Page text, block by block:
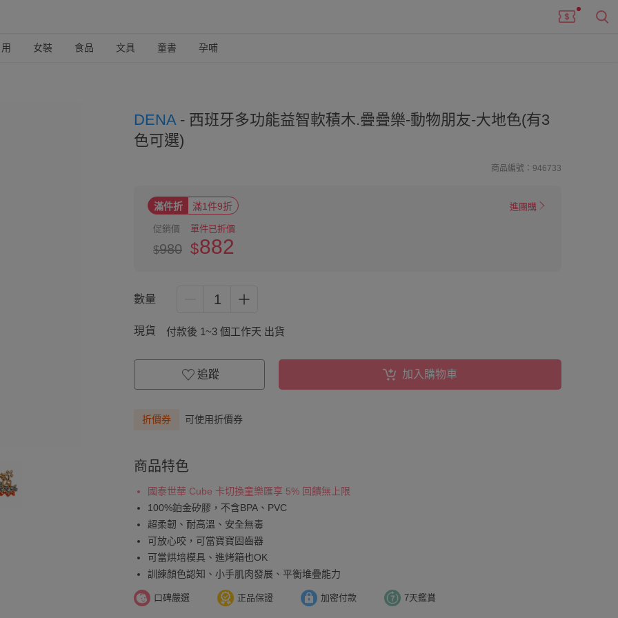
女裝 食品 文具 童書 孕哺
DENA - 西班牙多功能益智軟積木.疊疊樂-動物朋友-大地色(有3
色可選)
商品編號：946733
滿件折 滿1件9折 進團購
促銷價
$980
單件已折價
$882
數量 1
現貨 付款後 1~3 個工作天 出貨
追蹤 加入購物車
折價券 可使用折價券
商品特色
國泰世華 Cube 卡切換童樂匯享 5% 回饋無上限
100%鉑金矽膠，不含BPA、PVC
超柔韌、耐高溫、安全無毒
可放心咬，可當寶寶固齒器
可當烘培模具、進烤箱也OK
訓練顏色認知、小手肌肉發展、平衡堆疊能力
口碑嚴選 正品保證 加密付款 7天鑑賞